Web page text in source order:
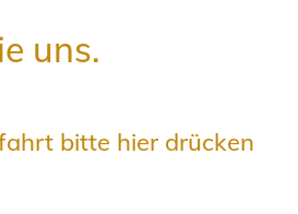
uns.
bitte hier drücken